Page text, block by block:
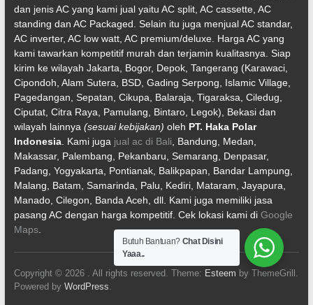
dan jenis AC yang kami jual yaitu AC split, AC cassette, AC
standing dan AC Packaged. Selain itu juga menjual AC standar,
AC inverter, AC low watt, AC premium/deluxe. Harga AC yang
kami tawarkan kompetitif murah dan terjamin kualitasnya. Siap
kirim ke wilayah Jakarta, Bogor, Depok, Tangerang (Karawaci,
Cipondoh, Alam Sutera, BSD, Gading Serpong, Islamic Village,
Pagedangan, Sepatan, Cikupa, Balaraja, Tigaraksa, Ciledug,
Ciputat, Citra Raya, Pamulang, Bintaro, Legok), Bekasi dan
wilayah lainnya (sesuai kebijakan) oleh PT. Haka Polar
Indonesia. Kami juga jual ac di Bali, Bandung, Medan,
Makassar, Palembang, Pekanbaru, Semarang, Denpasar,
Padang, Yogyakarta, Pontianak, Balikpapan, Bandar Lampung,
Malang, Batam, Samarinda, Palu, Kediri, Mataram, Jayapura,
Manado, Cilegon, Banda Aceh, dll. Kami juga memiliki jasa
pasang AC dengan harga kompetitif. Cek lokasi kami di Google
Maps.
Copyright © 2026 . All rights reserved. Theme: Esteem by ThemeGrill.
Powered by WordPress.
Butuh Bantuan? Chat Disini
Yaaa..